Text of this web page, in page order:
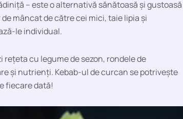
– este o alternativă sănătoasă și gustoasă
mâncat de către cei mici, taie lipia și
le individual.
cu legume de sezon, rondele de
și nutrienți. Kebab-ul de curcan se potrivește
fiecare dată!